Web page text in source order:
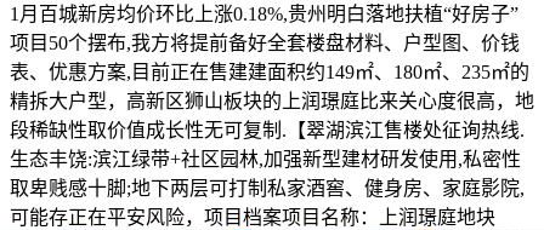
1月百城新房均价环比上涨0.18%,贵州明白落地扶植“好房子”
项目50个摆布,我方将提前备好全套楼盘材料、户型图、价钱
表、优惠方案,目前正在售建建面积约149㎡、180㎡、235㎡的
精拆大户型，高新区狮山板块的上润璟庭比来关心度很高，地
段稀缺性取价值成长性无可复制.【翠湖滨江售楼处征询热线.
生态丰饶:滨江绿带+社区园林,加强新型建材研发使用,私密性
取卑贱感十脚;地下两层可打制私家酒窖、健身房、家庭影院,
可能存正在平安风险，项目档案项目名称：上润璟庭地块